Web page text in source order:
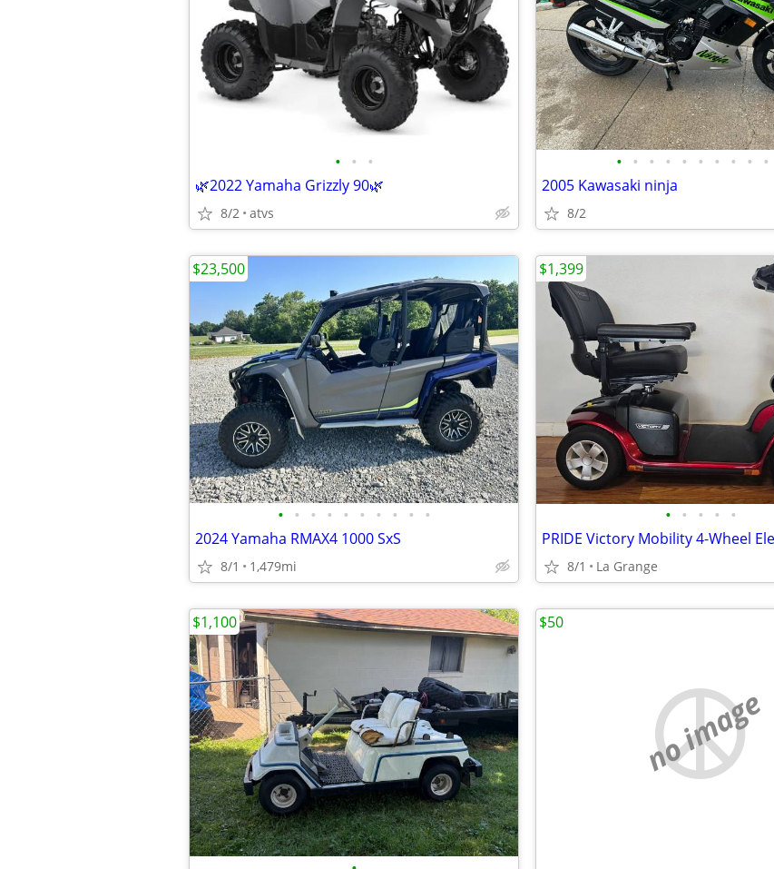
• • •
🌿2022 Yamaha Grizzly 90🌿
8/2 atvs
• • • • • • • • • •
2005 Kawasaki ninja
8/2
• • • • • • • • • •
2024 Yamaha RMAX4 1000 SxS
8/1 1,479mi
$23,500
• • • • •
8/1 La Grange
$1,399
$1,100
no image
$50